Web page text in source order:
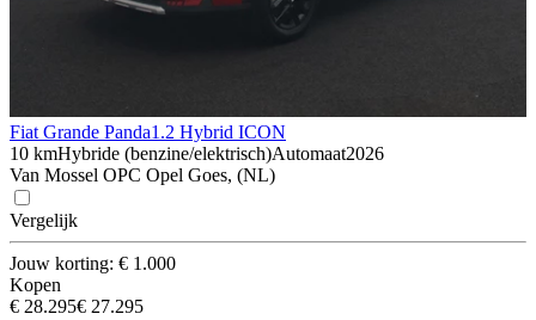
Fiat Grande Panda1.2 Hybrid ICON
10 kmHybride (benzine/elektrisch)Automaat2026
Van Mossel OPC Opel Goes, (NL)
Vergelijk
Jouw korting: € 1.000
Kopen
€ 28.295€ 27.295